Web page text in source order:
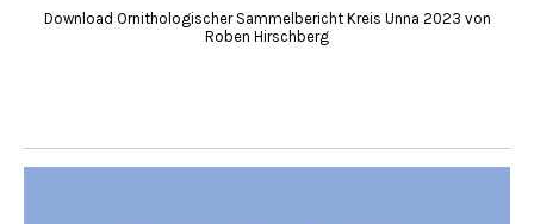
Download Ornithologischer Sammelbericht Kreis Unna 2023 von
Roben Hirschberg